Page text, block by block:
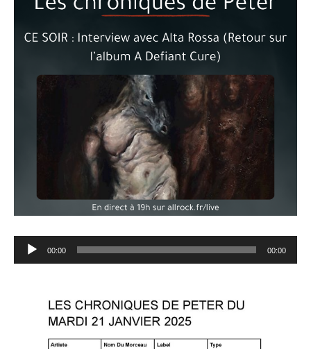
Lecteur
audio
00:00 00:00